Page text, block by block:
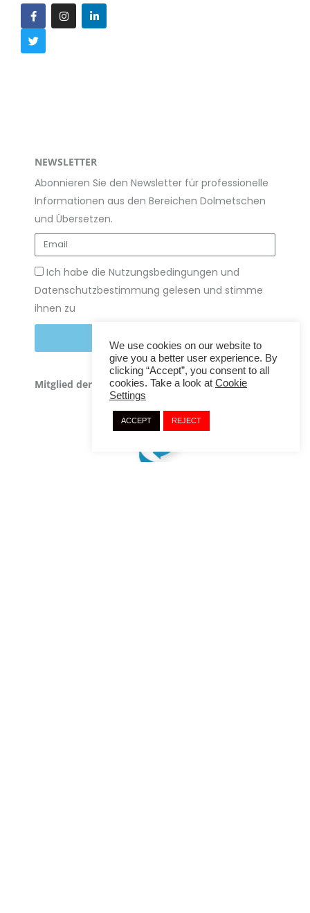
F
a
c
e
b
I
n
s
L
i
n
T
w
i
t
t
NEWSLETTER
Abonnieren Sie den Newsletter für professionelle
Informationen aus den Bereichen Dolmetschen
und Übersetzen.
Ich habe die Nutzungsbedingungen und
Datenschutzbestimmung gelesen und stimme
ihnen zu
Mitglied der
We use cookies on our website to
give you a better user experience. By
clicking “Accept”, you consent to all
cookies. Take a look at Cookie
Settings
ACCEPT REJECT